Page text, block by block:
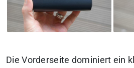
Die Vorderseite dominiert ein